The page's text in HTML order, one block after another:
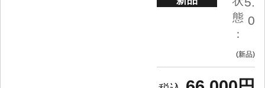
態
：
0
新品